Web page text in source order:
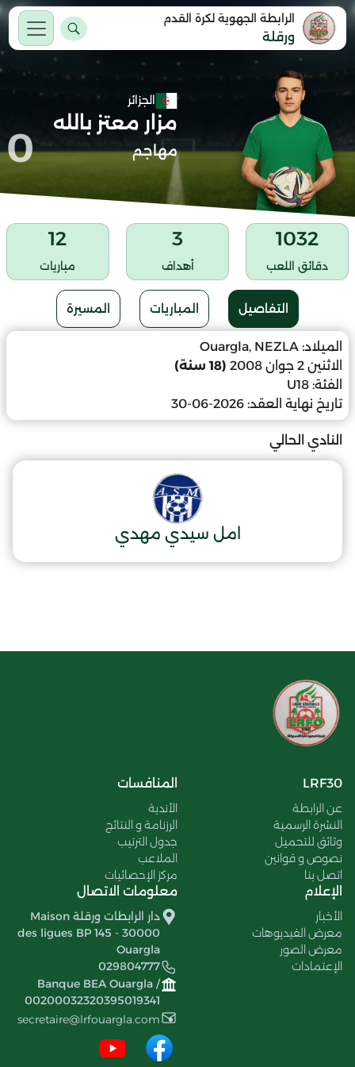
الرابطة الجهوية لكرة القدم
ورقلة
الجزائر
مزار معتز بالله
مهاجم 0
1032
دقائق اللعب
3
أهداف
12
مباريات
التفاصيل المباريات المسيرة
الميلاد: Ouargla, NEZLA
الاثنين 2 جوان 2008
(18 سنة)
الفئة: U18
تاريخ نهاية العقد: 2026-06-30
النادي الحالي
امل سيدي مهدي
LRF30
عن الرابطة
النشرة الرسمية
وثائق للتحميل
نصوص و قوانين
اتصل بنا
المنافسات
الأندية
الرزنامة و النتائج
جدول الترتيب
الملاعب
مركز الإحصائيات
الإعلام
الأخبار
معرض الفيديوهات
معرض الصور
الإعتمادات
معلومات الاتصال
دار الرابطات ورقلة Maison
des ligues BP 145 - 30000
Ouargla
029804777
Banque BEA Ouargla /
00200032320395019341
secretaire@lrfouargla.com